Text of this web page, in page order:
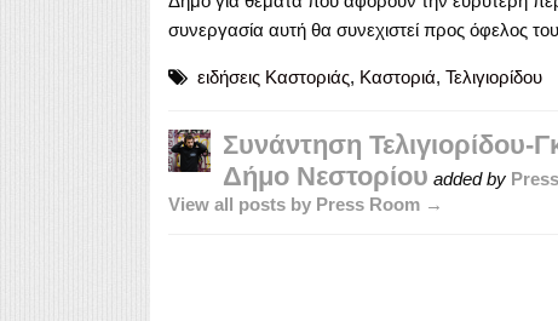
συνεργασία αυτή θα συνεχιστεί προς όφελος
ειδήσεις Καστοριάς, Καστοριά, Τελιγιορίδου
Συνάντηση Τελιγιορίδου-
Δήμο Νεστορίου added by
View all posts by Press Room →